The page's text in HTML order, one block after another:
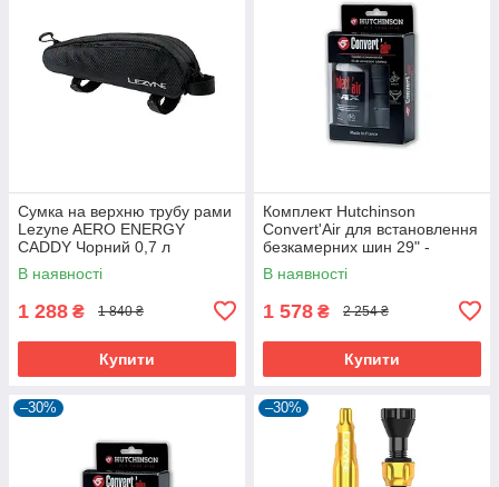
Сумка на верхню трубу рами
Lezyne AERO ENERGY
CADDY Чорний 0,7 л
В наявності
1 288 ₴ 1 840 ₴
Купити
Комплект Hutchinson
Convert'Air для встановлення
безкамерних шин 29" -
герметик, ніпелі, інструменти
В наявності
1 578 ₴ 2 254 ₴
Купити
–30% –30%